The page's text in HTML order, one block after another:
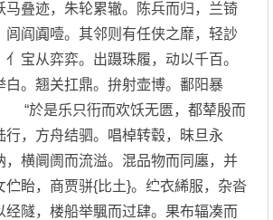
马叠迹，朱轮累辙。陈兵而归，兰锜
闾阎阗噎。其邻则有任侠之靡，轻訬
宝从弈弈。出蹑珠履，动以千百。
白。翘关扛鼎。拚射壶博。鄱阳暴
於是乐只衎而欢饫无匮，都辇殷而
行，方舟结驷。唱棹转毂，昧旦永
，横阛阓而流溢。混品物而同廛，并
伫眙，商贾骈{比土}。纻衣絺服，杂沓
经隧，楼船举颿而过肆。果布辐凑而